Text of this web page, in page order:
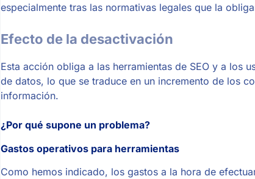
especialmente tras las normativas legales que la
Efecto de la desactivación
Esta acción obliga a las herramientas de SEO y a los
de datos, lo que se traduce en un incremento de los
información.
¿Por qué supone un problema?
Gastos operativos para herramientas
Como hemos indicado, los gastos a la hora de